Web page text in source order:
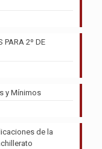
PARA 2º DE
y Mínimos
de la